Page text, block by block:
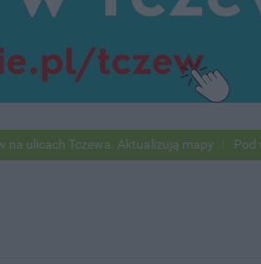
Tczewa. Aktualizują mapy Pod